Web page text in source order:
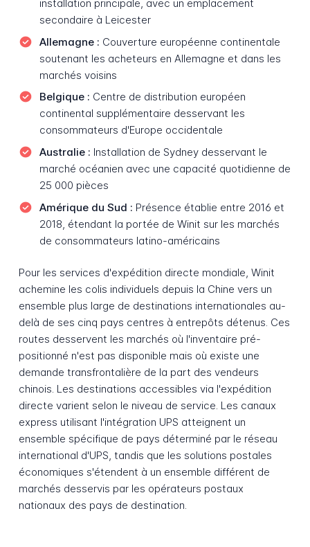
installation principale, avec un emplacement
secondaire à Leicester
Allemagne : Couverture européenne continentale
soutenant les acheteurs en Allemagne et dans les
marchés voisins
Belgique : Centre de distribution européen
continental supplémentaire desservant les
consommateurs d'Europe occidentale
Australie : Installation de Sydney desservant le
marché océanien avec une capacité quotidienne de
25 000 pièces
Amérique du Sud : Présence établie entre 2016 et
2018, étendant la portée de Winit sur les marchés
de consommateurs latino-américains
Pour les services d'expédition directe mondiale, Winit
achemine les colis individuels depuis la Chine vers un
ensemble plus large de destinations internationales au-
delà de ses cinq pays centres à entrepôts détenus. Ces
routes desservent les marchés où l'inventaire pré-
positionné n'est pas disponible mais où existe une
demande transfrontalière de la part des vendeurs
chinois. Les destinations accessibles via l'expédition
directe varient selon le niveau de service. Les canaux
express utilisant l'intégration UPS atteignent un
ensemble spécifique de pays déterminé par le réseau
international d'UPS, tandis que les solutions postales
économiques s'étendent à un ensemble différent de
marchés desservis par les opérateurs postaux
nationaux des pays de destination.